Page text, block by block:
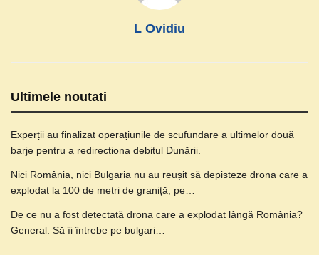
L Ovidiu
Ultimele noutati
Experții au finalizat operațiunile de scufundare a ultimelor două
barje pentru a redirecționa debitul Dunării.
Nici România, nici Bulgaria nu au reușit să depisteze drona care a
explodat la 100 de metri de graniță, pe…
De ce nu a fost detectată drona care a explodat lângă România?
General: Să îi întrebe pe bulgari…